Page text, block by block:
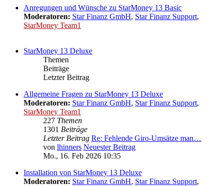
Anregungen und Wünsche zu StarMoney 13 Basic
Moderatoren: Star Finanz GmbH, Star Finanz Support,
StarMoney Team1
StarMoney 13 Deluxe
Themen
Beiträge
Letzter Beitrag
Allgemeine Fragen zu StarMoney 13 Deluxe
Moderatoren: Star Finanz GmbH, Star Finanz Support,
StarMoney Team1
227 Themen
1301 Beiträge
Letzter Beitrag Re: Fehlende Giro-Umsätze man…
von lhinners Neuester Beitrag
Mo., 16. Feb 2026 10:35
Installation von StarMoney 13 Deluxe
Moderatoren: Star Finanz GmbH, Star Finanz Support,